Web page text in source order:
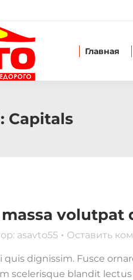
Главная
Capitals
massa
asavto55 Оставить
dignissim. Fusce
scelerisque blandit